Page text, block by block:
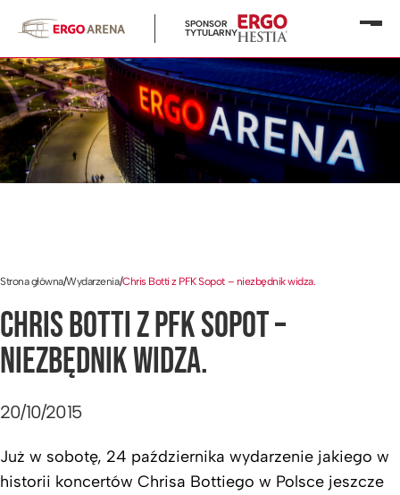
SPONSOR
TYTULARNY
Strona główna/Wydarzenia/Chris Botti z PFK Sopot – niezbędnik widza.
CHRIS BOTTI Z PFK SOPOT –
NIEZBĘDNIK WIDZA.
20/10/2015
Już w sobotę, 24 października wydarzenie jakiego w
historii koncertów Chrisa Bottiego w Polsce jeszcze